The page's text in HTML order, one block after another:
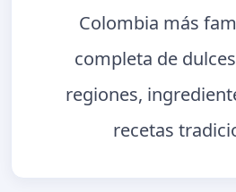
Colombia más
completa de
regiones,
recetas